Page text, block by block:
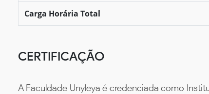
Carga Horária Total
CERTIFICAÇÃO
A Faculdade Unyleya é credenciada como